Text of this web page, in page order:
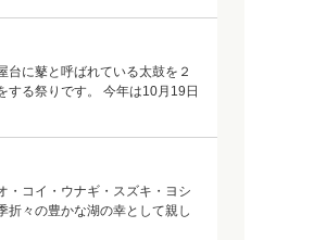
台に鼕と呼ばれている太鼓を２
する祭りです。 今年は10月19日
・コイ・ウナギ・スズキ・ヨシ
折々の豊かな湖の幸として親し